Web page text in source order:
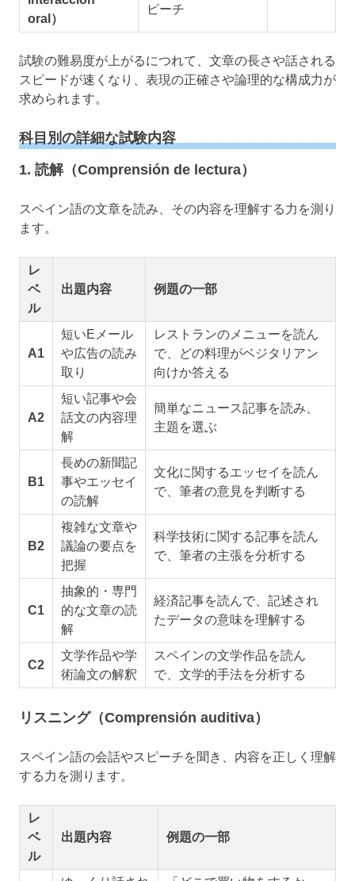
oral）
ピーチ
試験の難易度が上がるにつれて、文章の長さや話される
スピードが速くなり、表現の正確さや論理的な構成力が
求められます。
科目別の詳細な試験内容
1. 読解（Comprensión de lectura）
スペイン語の文章を読み、その内容を理解する力を測り
ます。
レ
ベ
ル
出題内容 例題の一部
A1
短いEメール
や広告の読み
取り
レストランのメニューを読ん
で、どの料理がベジタリアン
向けか答える
A2
短い記事や会
話文の内容理
解
簡単なニュース記事を読み、
主題を選ぶ
B1
長めの新聞記
事やエッセイ
の読解
文化に関するエッセイを読ん
で、筆者の意見を判断する
B2
複雑な文章や
議論の要点を
把握
科学技術に関する記事を読ん
で、筆者の主張を分析する
C1
抽象的・専門
的な文章の読
解
経済記事を読んで、記述され
たデータの意味を理解する
C2
文学作品や学
術論文の解釈
スペインの文学作品を読ん
で、文学的手法を分析する
リスニング（Comprensión auditiva）
スペイン語の会話やスピーチを聞き、内容を正しく理解
する力を測ります。
レ
ベ
ル
出題内容 例題の一部